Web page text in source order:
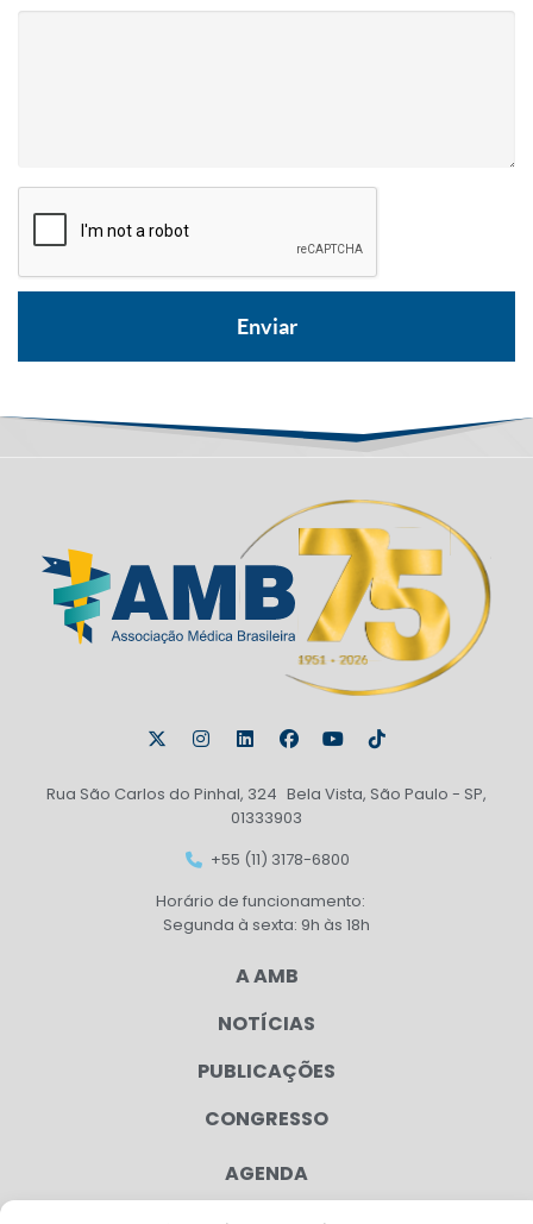
Rua São Carlos do Pinhal, 324 Bela Vista, São Paulo - SP,
01333903
+55 (11) 3178-6800
Horário de funcionamento:
Segunda à sexta: 9h às 18h
A AMB
NOTÍCIAS
PUBLICAÇÕES
CONGRESSO
AGENDA